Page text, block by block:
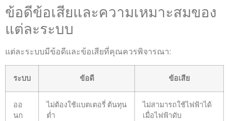
ข้อดีข้อเสียและความเหมาะสมของ
แต่ละระบบ
แต่ละระบบมีข้อดีและข้อเสียที่คุณควรพิจารณา:
ระบบ ข้อดี ข้อเสีย
ออ
นก
ไม่ต้องใช้แบตเตอรี่ ต้นทุน
ต่ำ
ไม่สามารถใช้ไฟฟ้าได้
เมื่อไฟฟ้าดับ